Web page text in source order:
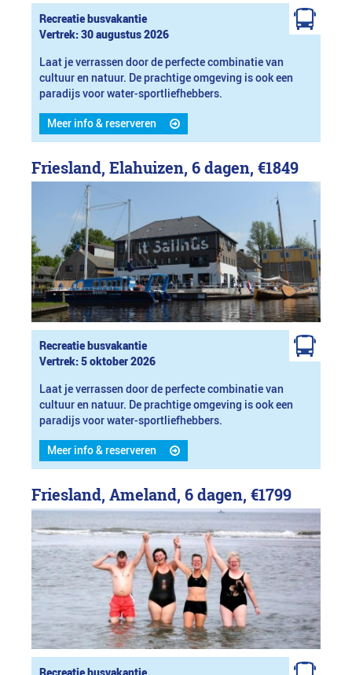
Recreatie busvakantie
Vertrek: 30 augustus 2026
Laat je verrassen door de perfecte combinatie van
cultuur en natuur. De prachtige omgeving is ook een
paradijs voor water-sportliefhebbers.
Meer info & reserveren
Friesland, Elahuizen, 6 dagen, €1849
Recreatie busvakantie
Vertrek: 5 oktober 2026
Laat je verrassen door de perfecte combinatie van
cultuur en natuur. De prachtige omgeving is ook een
paradijs voor water-sportliefhebbers.
Meer info & reserveren
Friesland, Ameland, 6 dagen, €1799